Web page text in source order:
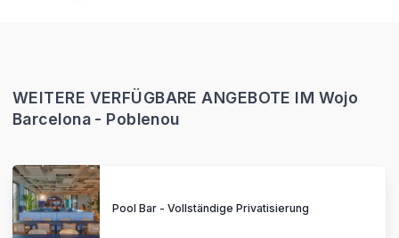
WEITERE VERFÜGBARE ANGEBOTE IM Wojo
Barcelona - Poblenou
Pool Bar - Vollständige Privatisierung